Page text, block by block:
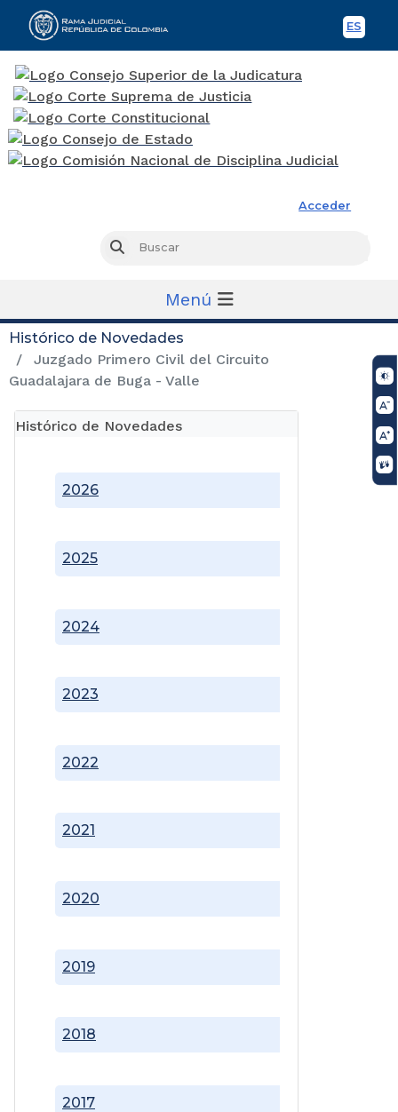
ES
Acceder
Buscar
Menú
Histórico de Novedades
Juzgado Primero Civil del Circuito
Guadalajara de Buga - Valle
Histórico de Novedades
2017
2018
2019
2020
2021
2022
2023
2024
2025
2026